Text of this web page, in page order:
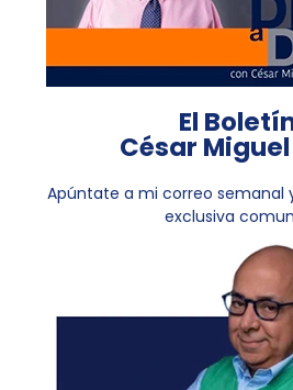
El
César
Apúntate a mi correo semanal
exclusiva